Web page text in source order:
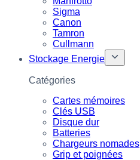
Sigma
Canon
Tamron
Cullmann
Stockage Energie
Catégories
Cartes mémoires
Clés USB
Disque dur
Batteries
Chargeurs nomades
Grip et poignées